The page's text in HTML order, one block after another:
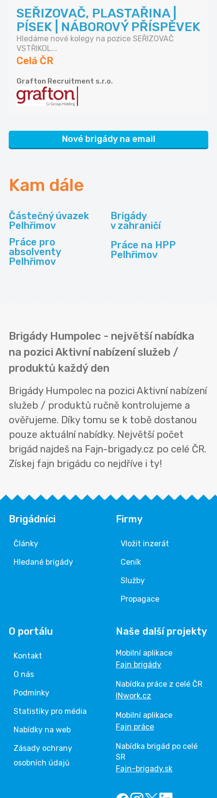
SEŘIZOVAČ, PLASTAŘINA |
PÍSEK | NÁBOROVÝ PŘÍSPĚVEK
Hledáme nové kolegy na pozice SEŘIZOVAČ
VSTŘIKOL...
Celá ČR
Grafton Recruitment s.r.o.
Nové brigády na email
Kam dále
Částečný úvazek
Pelhřimov
Brigády
v zahraničí
Práce pro
absolventy
Pelhřimov
Práce na HPP
Pelhřimov
Brigády Humpolec - největší nabídka
na pozici Aktivní nabízení služeb /
produktů každý den
Brigády Humpolec na pozici Aktivní nabízení
služeb / produktů ručně kontrolujeme a
ověřujeme. Díky tomu se k tobě dostanou
pouze aktuální nabídky. Největší počet
brigád najdeš na Fajn-brigady.cz po celé ČR.
Získej fajn brigádu co nejdříve i ty!
Brigádníci
Články
Hledané brigády
Firmy
Vložit inzerát
Ceník
Služby
Propagace
O portálu
Kontakt
O nás
Podmínky
Statistiky pro média
Nabídky na web
Zásady ochrany
osobních údajů
Naše další projekty
Mobilní aplikace
Fajn brigády
Nabídka práce z celé ČR
INwork.cz
Mobilní aplikace
Fajn práce
Nabídka brigád po celé
SR
Fajn-brigady.sk